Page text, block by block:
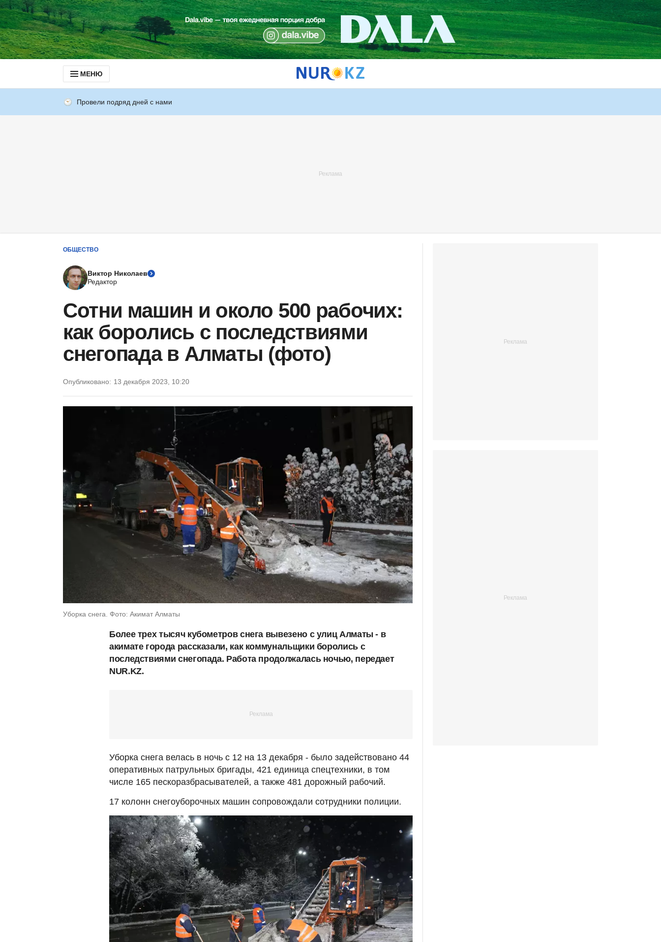
МЕНЮ
Провели подряд дней с нами
ОБЩЕСТВО
Виктор Николаев
Редактор
Сотни машин и около 500 рабочих:
как боролись с последствиями
снегопада в Алматы (фото)
Опубликовано: 13 декабря 2023, 10:20
Уборка снега. Фото: Акимат Алматы
Более трех тысяч кубометров снега вывезено с улиц Алматы - в
акимате города рассказали, как коммунальщики боролись с
последствиями снегопада. Работа продолжалась ночью, передает
NUR.KZ.
Уборка снега велась в ночь с 12 на 13 декабря - было задействовано 44
оперативных патрульных бригады, 421 единица спецтехники, в том
числе 165 пескоразбрасывателей, а также 481 дорожный рабочий.
17 колонн снегоуборочных машин сопровождали сотрудники полиции.